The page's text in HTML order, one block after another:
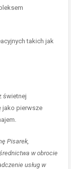
takich jak
świetnej
jako pierwsze
Pisarek,
w obrocie
usług w